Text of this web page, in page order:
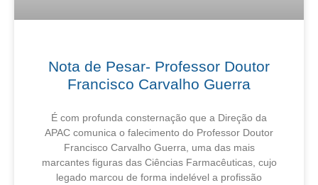
Nota de Pesar- Professor Doutor
Francisco Carvalho Guerra
É com profunda consternação que a Direção da
APAC comunica o falecimento do Professor Doutor
Francisco Carvalho Guerra, uma das mais
marcantes figuras das Ciências Farmacêuticas, cujo
legado marcou de forma indelével a profissão